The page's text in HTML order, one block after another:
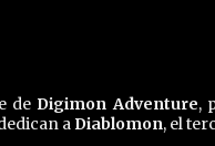
deDigimon Adventure,
aDiablomon, el